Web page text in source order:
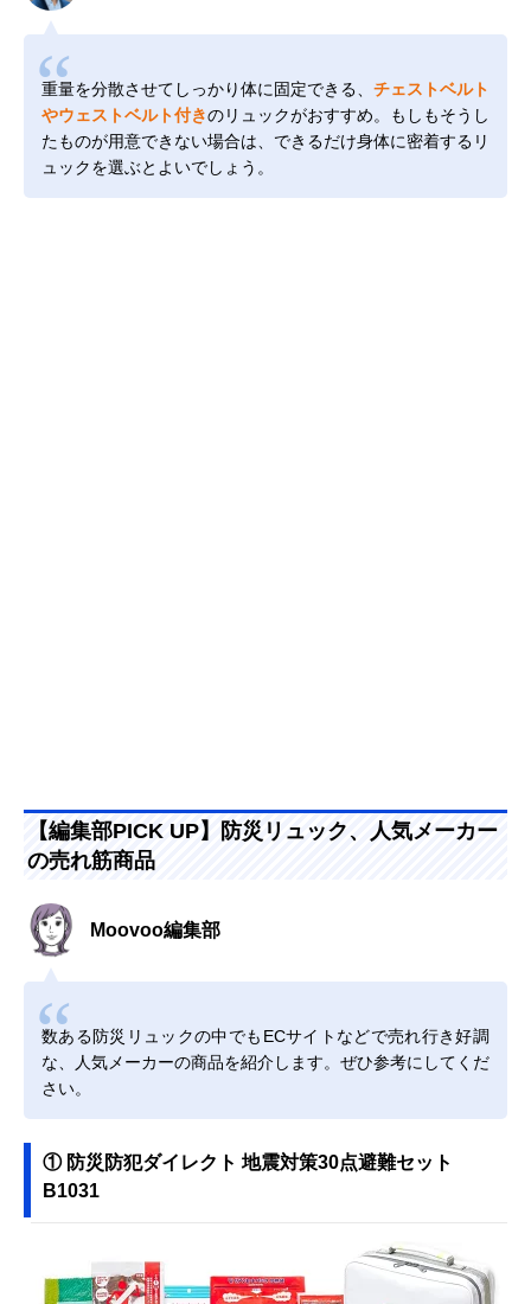
重量を分散させてしっかり体に固定できる、 チェストベルト
やウェストベルト付きのリュックがおすすめ。もしもそうし
たものが用意できない場合は、できるだけ身体に密着するリ
ュックを選ぶとよいでしょう。
【編集部PICK UP】防災リュック、人気メーカー
の売れ筋商品
Moovoo編集部
数ある防災リュックの中でもECサイトなどで売れ行き好調
な、人気メーカーの商品を紹介します。ぜひ参考にしてくだ
さい。
① 防災防犯ダイレクト 地震対策30点避難セット
B1031